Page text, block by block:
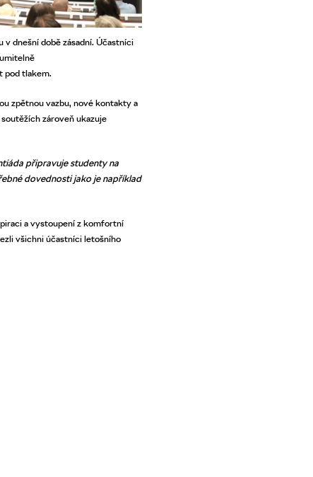
dnešní době zásadní. Účastníci
pod tlakem.
zpětnou vazbu, nové kontakty a
zároveň ukazuje
připravuje studenty na
dovednosti jako je například
a vystoupení z komfortní
všichni účastníci letošního